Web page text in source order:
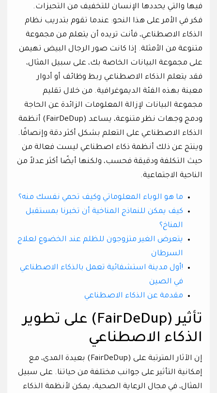
فيها والتي يحددها الإنسان للتخفيف من التحيزات.
فكر في الأمر على هذا النحو: عندما تقوم بتدريب نظام
الذكاء الاصطناعي، فأنت تريده أن يتعلم من مجموعة
متنوعة من الأمثلة. إذا كانت صور الرجال البيض تهيمن
على مجموعة البيانات الخاصة بك، على سبيل المثال،
فقد يتعلم الذكاء الاصطناعي ربط وظائف أو أدوار
معينة بهذه الفئة الديموغرافية. من خلال تقليم
مجموعة البيانات لإزالة المعلومات الزائدة عن الحاجة
ودمج وجهات نظر متنوعة، يساعد (FairDeDup) أنظمة
الذكاء الاصطناعي على التعلم بشكل أكثر دقة وإنصافًا.
وينتج عن ذلك أنظمة ذكاء اصطناعي ليست فعالة من
حيث التكلفة ودقيقة فحسب، ولكنها أيضًا أكثر عدلاً من
الناحية الاجتماعية.
ما هو الوباء المعلوماتي وكيف تحمي نفسك منه؟
كيف يمكن للنماذج المناخية أن تخبرنا بمستقبل
المناخ؟
يتعرض الغير متزوجون للظلم عند الخضوع لعلاج
السرطان
!أول مدينة استشفائية تعمل بالذكاء الاصطناعي
في الصين
مقدمة عن الذكاء الاصطناعي
تأثير (FairDeDup) على تطوير
الذكاء الاصطناعي
إن الآثار المترتبة على (FairDeDup) بعيدة المدى، مع
إمكانية التأثير على جوانب مختلفة من حياتنا. على سبيل
المثال، في مجال الرعاية الصحية، يمكن لأنظمة الذكاء